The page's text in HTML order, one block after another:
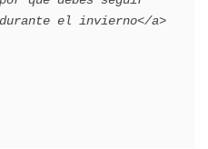
el invierno</a>